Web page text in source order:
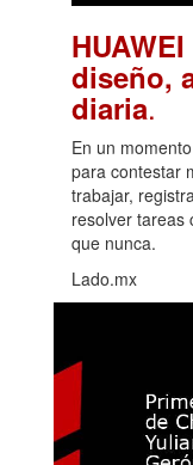
diseño,
diaria.
En un
para contestar
trabajar,
resolver tareas
que nunca.
Lado.mx